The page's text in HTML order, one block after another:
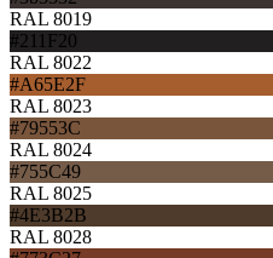
RAL 8019
#211F20
RAL 8022
#A65E2F
RAL 8023
#79553C
RAL 8024
#755C49
RAL 8025
#4E3B2B
RAL 8028